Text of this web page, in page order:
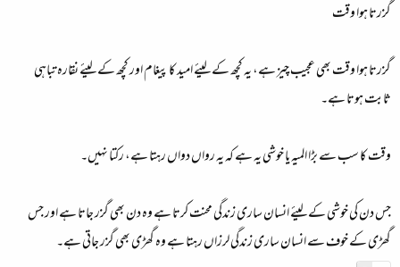
گزرتا ہوا وقت
گزرتا ہوا وقت بھی عجیب چیز ہے، یہ کچھ کے لیئے امید کا پیغام اور کچھ کے لیئے نقارہ تباہی
ثابت ہوتا ہے۔
وقت کا سب سے بڑا المیہ یا خوشی یہ ہے کہ یہ رواں دواں رہتا ہے، رکتا نہیں۔
جس دن کی خوشی کے لیئے انسان ساری زندگی محنت کرتا ہے وہ دن بھی گزر جاتا ہے اور جس
گھڑی کے خوف سے انسان ساری زندگی لرزاں رہتا ہے وہ گھڑی بھی گزر جاتی ہے۔